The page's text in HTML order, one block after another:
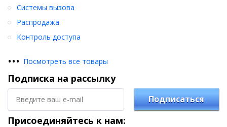
Системы вызова
Распродажа
Контроль доступа
••• Посмотреть все товары
Подписка на рассылку
Подписаться
Присоединяйтесь к нам: